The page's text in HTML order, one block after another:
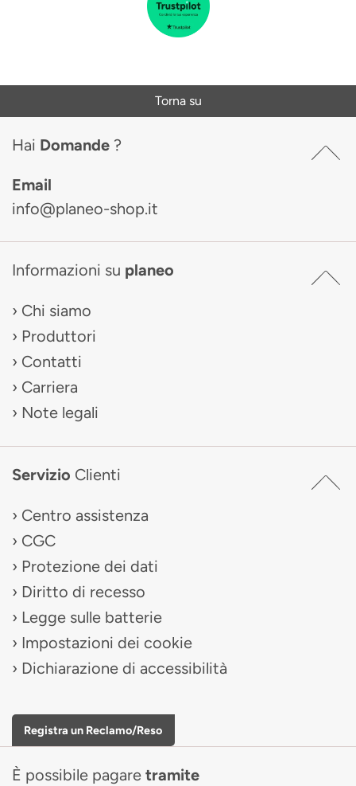
Torna su
Hai Domande ?
Email
info@planeo-shop.it
Informazioni su planeo
Chi siamo
Produttori
Contatti
Carriera
Note legali
Servizio Clienti
Centro assistenza
CGC
Protezione dei dati
Diritto di recesso
Legge sulle batterie
Impostazioni dei cookie
Dichiarazione di accessibilità
Registra un Reclamo/Reso
È possibile pagare tramite